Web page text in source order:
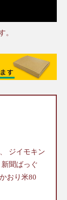
。
ジイモキン
新聞ばっぐ
かおり米80